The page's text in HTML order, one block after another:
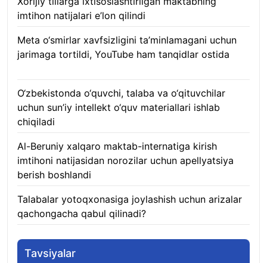
imtihon natijalari e’lon qilindi
Meta o‘smirlar xavfsizligini ta’minlamagani uchun
jarimaga tortildi, YouTube ham tanqidlar ostida
O‘zbekistonda o‘quvchi, talaba va o‘qituvchilar
uchun sun’iy intellekt o‘quv materiallari ishlab
chiqiladi
Al-Beruniy xalqaro maktab-internatiga kirish
imtihoni natijasidan norozilar uchun apellyatsiya
berish boshlandi
Talabalar yotoqxonasiga joylashish uchun arizalar
qachongacha qabul qilinadi?
Tavsiyalar